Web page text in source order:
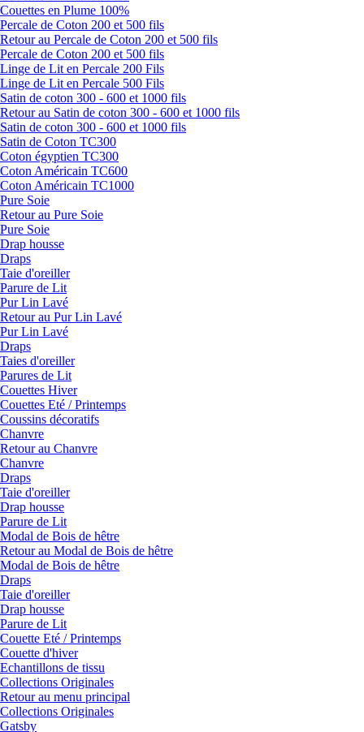
Couettes en Plume 100%
Percale de Coton 200 et 500 fils
Retour au Percale de Coton 200 et 500 fils
Percale de Coton 200 et 500 fils
Linge de Lit en Percale 200 Fils
Linge de Lit en Percale 500 Fils
Satin de coton 300 - 600 et 1000 fils
Retour au Satin de coton 300 - 600 et 1000 fils
Satin de coton 300 - 600 et 1000 fils
Satin de Coton TC300
Coton égyptien TC300
Coton Américain TC600
Coton Américain TC1000
Pure Soie
Retour au Pure Soie
Pure Soie
Drap housse
Draps
Taie d'oreiller
Parure de Lit
Pur Lin Lavé
Retour au Pur Lin Lavé
Pur Lin Lavé
Draps
Taies d'oreiller
Parures de Lit
Couettes Hiver
Couettes Eté / Printemps
Coussins décoratifs
Chanvre
Retour au Chanvre
Chanvre
Draps
Taie d'oreiller
Drap housse
Parure de Lit
Modal de Bois de hêtre
Retour au Modal de Bois de hêtre
Modal de Bois de hêtre
Draps
Taie d'oreiller
Drap housse
Parure de Lit
Couette Eté / Printemps
Couette d'hiver
Echantillons de tissu
Collections Originales
Retour au menu principal
Collections Originales
Gatsby